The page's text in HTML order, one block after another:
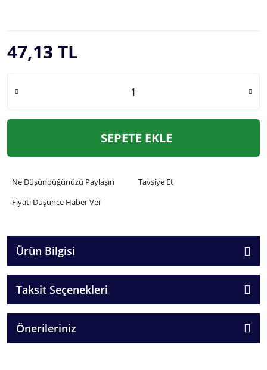
47,13 TL
SEPETE EKLE
Ne Düşündüğünüzü Paylaşın
Tavsiye Et
Fiyatı Düşünce Haber Ver
Ürün Bilgisi
Taksit Seçenekleri
Önerileriniz